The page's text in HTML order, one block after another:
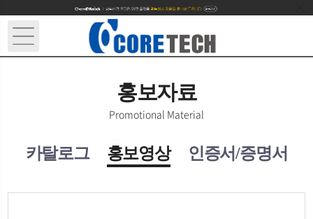
홍보자료
Promotional Material
카탈로그 홍보영상 인증서/증명서